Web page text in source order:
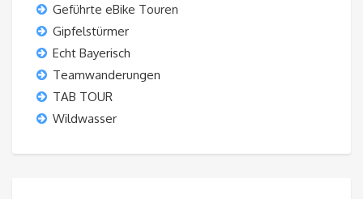
Geführte eBike Touren
Gipfelstürmer
Echt Bayerisch
Teamwanderungen
TAB TOUR
Wildwasser